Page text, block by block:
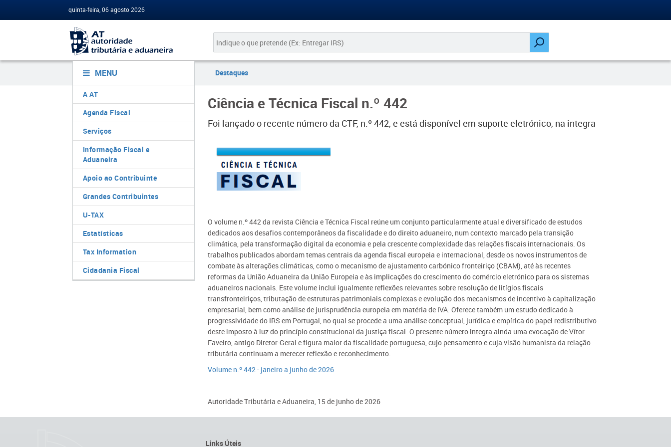
quinta-feira, 06 agosto 2026
MENU
A AT
Agenda Fiscal
Serviços
Informação Fiscal e
Aduaneira
Apoio ao Contribuinte
Grandes Contribuintes
U-TAX
Estatísticas
Tax Information
Cidadania Fiscal
Destaques
Ciência e Técnica Fiscal n.º 442
Foi lançado o recente número da CTF, n.º 442, e está disponível em suporte eletrónico, na integra
O volume n.º 442 da revista Ciência e Técnica Fiscal reúne um conjunto particularmente atual e diversificado de estudos
dedicados aos desafios contemporâneos da fiscalidade e do direito aduaneiro, num contexto marcado pela transição
climática, pela transformação digital da economia e pela crescente complexidade das relações fiscais internacionais. Os
trabalhos publicados abordam temas centrais da agenda fiscal europeia e internacional, desde os novos instrumentos de
combate às alterações climáticas, como o mecanismo de ajustamento carbónico fronteiriço (CBAM), até às recentes
reformas da União Aduaneira da União Europeia e às implicações do crescimento do comércio eletrónico para os sistemas
aduaneiros nacionais. Este volume inclui igualmente reflexões relevantes sobre resolução de litígios fiscais
transfronteiriços, tributação de estruturas patrimoniais complexas e evolução dos mecanismos de incentivo à capitalização
empresarial, bem como análise de jurisprudência europeia em matéria de IVA. Oferece também um estudo dedicado à
progressividade do IRS em Portugal, no qual se procede a uma análise conceptual, jurídica e empírica do papel redistributivo
deste imposto à luz do princípio constitucional da justiça fiscal. O presente número integra ainda uma evocação de Vítor
Faveiro, antigo Diretor-Geral e figura maior da fiscalidade portuguesa, cujo pensamento e cuja visão humanista da relação
tributária continuam a merecer reflexão e reconhecimento.
Volume n.º 442 - janeiro a junho de 2026​
Autoridade Tributária e Aduaneira, 15 de junho de 2026​
Links Úteis